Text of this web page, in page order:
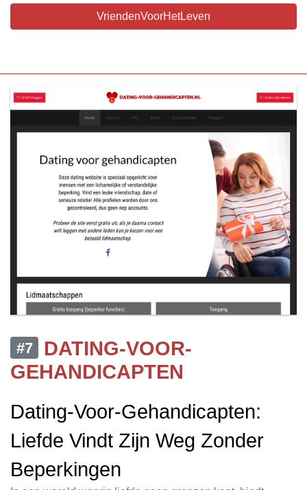
VriendenVoorHetLeven
#7
DATING-VOOR-
GEHANDICAPTEN
Dating-Voor-Gehandicapten:
Liefde Vindt Zijn Weg Zonder
Beperkingen